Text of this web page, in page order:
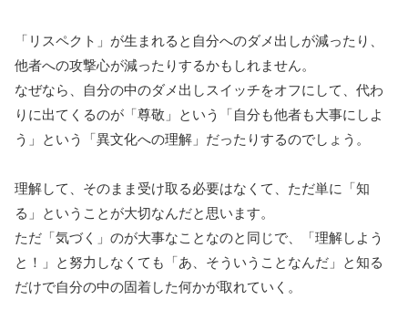
「リスペクト」が生まれると自分へのダメ出しが減ったり、
他者への攻撃心が減ったりするかもしれません。
なぜなら、自分の中のダメ出しスイッチをオフにして、代わ
りに出てくるのが「尊敬」という「自分も他者も大事にしよ
う」という「異文化への理解」だったりするのでしょう。
理解して、そのまま受け取る必要はなくて、ただ単に「知
る」ということが大切なんだと思います。
ただ「気づく」のが大事なことなのと同じで、「理解しよう
と！」と努力しなくても「あ、そういうことなんだ」と知る
だけで自分の中の固着した何かが取れていく。